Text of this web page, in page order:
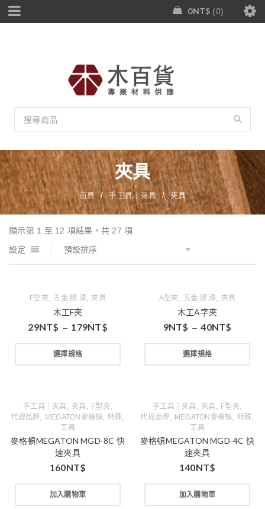
0NT$ 0
夾具
首頁 / 手工具｜夾具 / 夾具
顯示第 1 至 12 項結果，共 27 項
設定
預設排序
F型夾, 五金.膠.漆, 夾具
木工F夾
29NT$ – 179NT$
選擇規格
A型夾 五金.膠.漆 夾具
木工A字夾
9NT$ – 40NT$
選擇規格
手工具｜夾具 夾具 F型夾,
代理品牌 MEGATON麥格頓 特殊
工具
麥格頓MEGATON MGD-8C 快
速夾具
160NT$
加入購物車
手工具｜夾具 夾具 F型夾,
代理品牌 MEGATON麥格頓 特殊
工具
麥格頓MEGATON MGD-4C 快
速夾具
140NT$
加入購物車